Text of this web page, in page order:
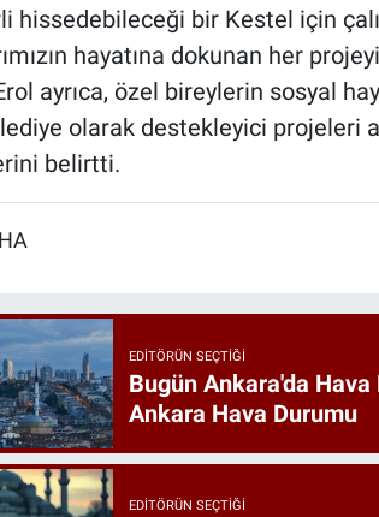
hissedebileceği bir Kestel için
hayatına dokunan her
ayrıca, özel bireylerin sosyal
olarak destekleyici projeleri
belirtti.
EDITÖRÜN SEÇTIĞI
Bugün Ankara'da Hava
Ankara Hava Durumu
EDITÖRÜN SEÇTIĞI